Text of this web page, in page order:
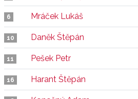
6 Mráček Lukáš
10 Daněk Štěpán
11 Pešek Petr
16 Harant Štěpán